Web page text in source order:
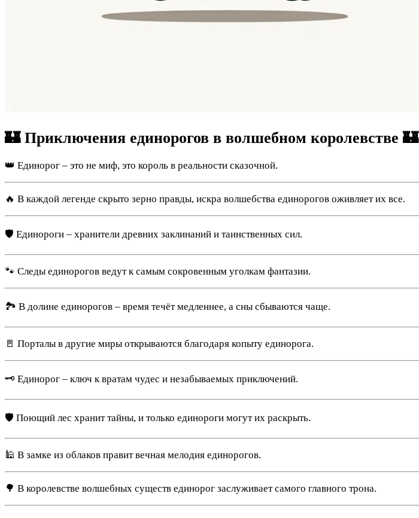
🏰 Приключения единорогов в волшебном королевстве 🏰
👑 Единорог – это не миф, это король в реальности сказочной.
🔥 В каждой легенде скрыто зерно правды, искра волшебства единорогов оживляет их все.
🛡 Единороги – хранители древних заклинаний и таинственных сил.
🐾 Следы единорогов ведут к самым сокровенным уголкам фантазии.
🏞 В долине единорогов – время течёт медленнее, а сны сбываются чаще.
🚪 Порталы в другие миры открываются благодаря копыту единорога.
🗝 Единорог – ключ к вратам чудес и незабываемых приключений.
🛡 Поющий лес хранит тайны, и только единороги могут их раскрыть.
🕌 В замке из облаков правит вечная мелодия единорогов.
🌳 В королевстве волшебных существ единорог заслуживает самого главного трона.